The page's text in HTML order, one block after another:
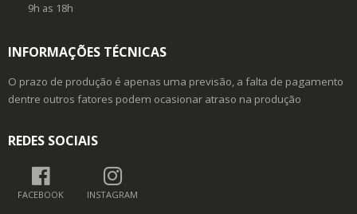
9h as 18h
INFORMAÇÕES TÉCNICAS
O prazo de produção é apenas uma previsão, a falta de pagamento
dentre outros fatores podem ocasionar atraso na produção
REDES SOCIAIS
FACEBOOK INSTAGRAM